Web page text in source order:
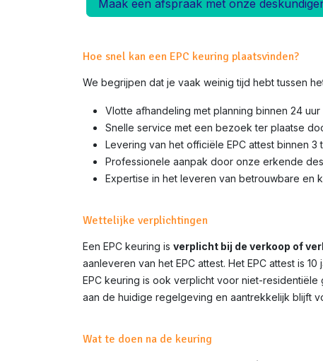
Maak een afspraak met onze
Hoe snel kan een EPC keuring plaatsvinden?
We begrijpen dat je vaak weinig tijd hebt tussen
Vlotte afhandeling met planning binnen 24 uur
Snelle service met een bezoek ter plaatse
Levering van het officiële EPC attest binnen
Professionele aanpak door onze erkende
Expertise in het leveren van betrouwbare en
Wettelijke verplichtingen
Een EPC keuring is verplicht bij de verkoop of
aanleveren van het EPC attest. Het EPC attest is
EPC keuring is ook verplicht voor niet-
aan de huidige regelgeving en aantrekkelijk blijft
Wat te doen na de keuring